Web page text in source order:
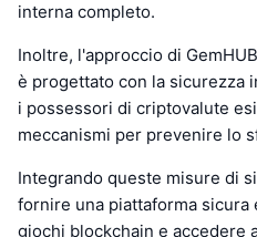
interna completo.
Inoltre, l'approccio di
è progettato con la sicurezza
i possessori di criptovalute
meccanismi per prevenire lo
Integrando queste misure di
fornire una piattaforma
giochi blockchain e accedere